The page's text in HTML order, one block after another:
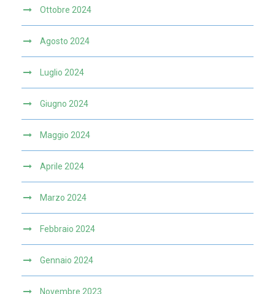
Ottobre 2024
Agosto 2024
Luglio 2024
Giugno 2024
Maggio 2024
Aprile 2024
Marzo 2024
Febbraio 2024
Gennaio 2024
Novembre 2023